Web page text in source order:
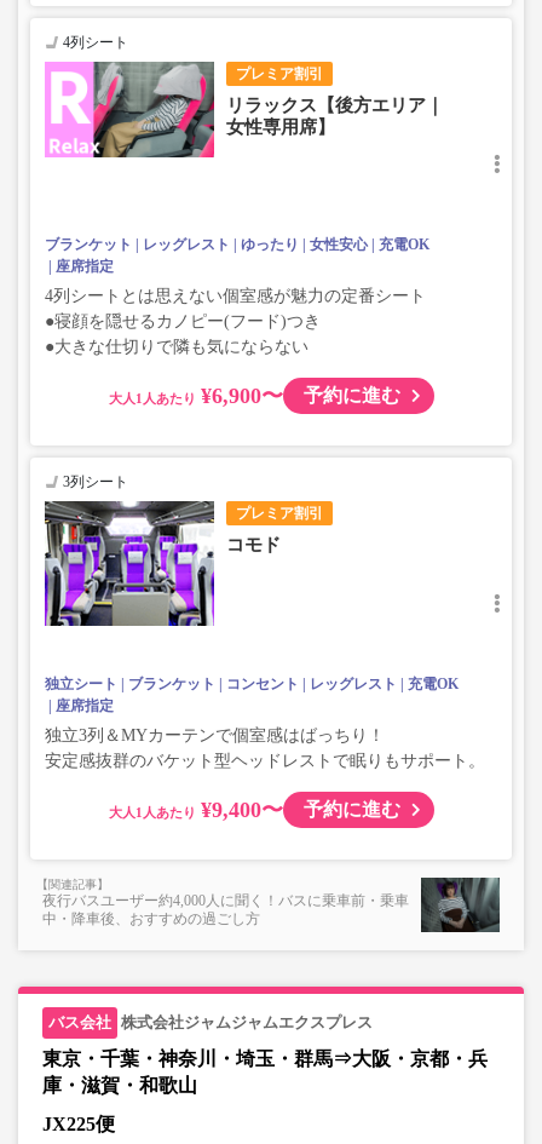
プレミア割引
4列シート
リラックス【後方エリア｜
女性専用席】
ブランケット レッグレスト ゆったり 女性安心
充電OK
座席指定
4列シートとは思えない個室感が魅力の定番シート
●寝顔を隠せるカノピー(フード)つき
●大きな仕切りで隣も気にならない
大人 ¥6,900〜 予約に進む
プレミア割引
3列シート
コモド
独立シート ブランケット コンセント レッグレスト
充電OK
座席指定
独立3列＆MYカーテンで個室感はばっちり！
安定感抜群のバケット型ヘッドレストで眠りもサポート。
大人 ¥9,400〜 予約に進む
夜行バスユーザー約4,000人に聞く！バスに乗車前・乗車
中・降車後、おすすめの過ごし方
株式会社ジャムジャムエクスプレス
東京・千葉・神奈川・埼玉・群馬⇒大阪・京都・兵
庫・滋賀・和歌山
JX225便